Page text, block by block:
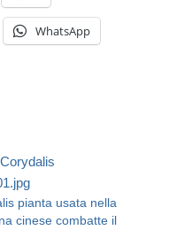
WhatsApp
pianta usata nella
cinese combatte il